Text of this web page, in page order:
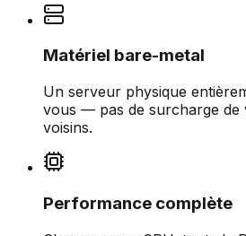
Matériel bare-metal
Un serveur physique
vous — pas de surcharge de
voisins.
Performance complète